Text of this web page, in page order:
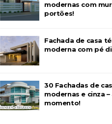
modernas com
portões!
Fachada de casa
moderna com pé
30 Fachadas de
modernas e cinza
momento!